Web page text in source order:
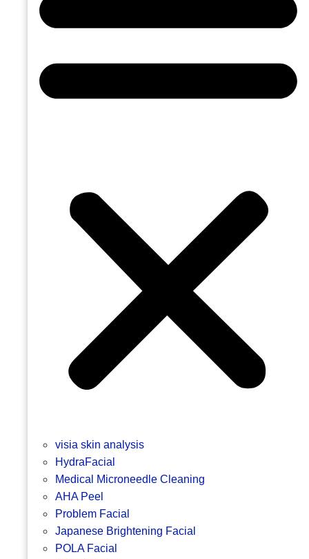
visia skin analysis
HydraFacial
Medical Microneedle Cleaning
AHA Peel
Problem Facial
Japanese Brightening Facial
POLA Facial